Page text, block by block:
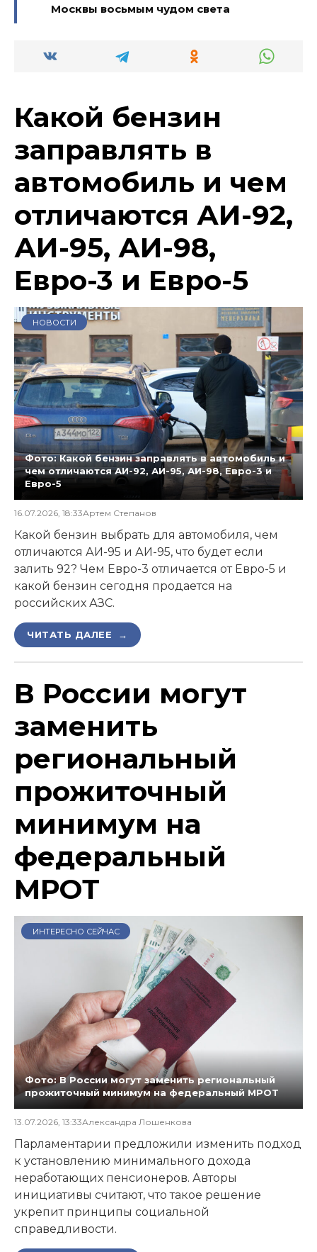
Москвы восьмым чудом света
Какой бензин
заправлять в
автомобиль и чем
отличаются АИ-92,
АИ-95, АИ-98,
Евро-3 и Евро-5
НОВОСТИ
Фото: Какой бензин заправлять в автомобиль и
чем отличаются АИ-92, АИ-95, АИ-98, Евро-3 и
Евро-5
16.07.2026, 18:33Артем Степанов
Какой бензин выбрать для автомобиля, чем
отличаются АИ-95 и АИ-95, что будет если
залить 92? Чем Евро-3 отличается от Евро-5 и
какой бензин сегодня продается на
российских АЗС.
ЧИТАТЬ ДАЛЕЕ →
В России могут
заменить
региональный
прожиточный
минимум на
федеральный
МРОТ
ИНТЕРЕСНО СЕЙЧАС
Фото: В России могут заменить региональный
прожиточный минимум на федеральный МРОТ
13.07.2026, 13:33Александра Лошенкова
Парламентарии предложили изменить подход
к установлению минимального дохода
неработающих пенсионеров. Авторы
инициативы считают, что такое решение
укрепит принципы социальной
справедливости.